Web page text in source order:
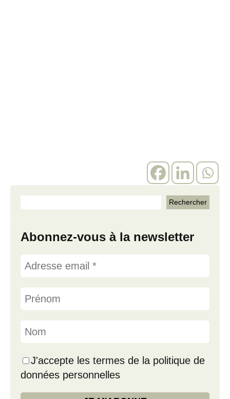
Abonnez-vous à la newsletter
J'accepte les termes de la politique de
données personnelles